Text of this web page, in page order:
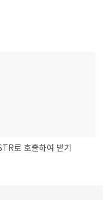
로 호출하여 받기